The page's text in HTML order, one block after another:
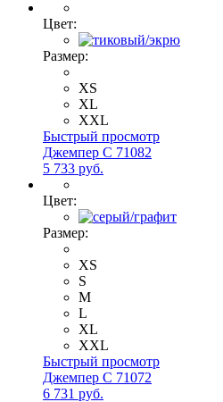
Цвет:
Размер:
XS
XL
XXL
Быстрый просмотр
Джемпер С 71082
5 733 руб.
Цвет:
Размер:
XS
S
M
L
XL
XXL
Быстрый просмотр
Джемпер С 71072
6 731 руб.